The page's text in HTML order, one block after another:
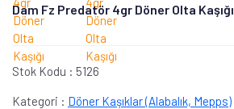
Dam Fz Predatör 4gr Döner Olta Kaşığı
Stok Kodu : 5126
Kategori : Döner Kaşıklar (Alabalık, Mepps)